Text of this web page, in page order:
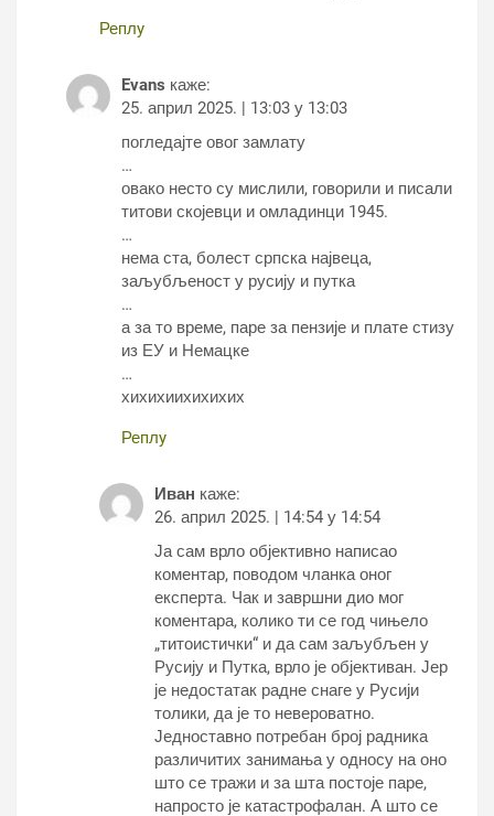
Реплy
Evans каже:
25. април 2025. | 13:03 у 13:03
погледајте овог замлату
…
овако несто су мислили, говорили и писали
титови скојевци и омладинци 1945.
…
нема ста, болест српска највеца,
заљубљеност у русију и путка
…
а за то време, паре за пензије и плате стизу
из ЕУ и Немацке
…
хихихиихихихих
Реплy
Иван каже:
26. април 2025. | 14:54 у 14:54
Ја сам врло објективно написао
коментар, поводом чланка оног
експерта. Чак и завршни дио мог
коментара, колико ти се год чињело
„титоистички“ и да сам заљубљен у
Русију и Путка, врло је објективан. Јер
је недостатак радне снаге у Русији
толики, да је то невероватно.
Једноставно потребан број радника
различитих занимања у односу на оно
што се тражи и за шта постоје паре,
напросто је катастрофалан. А што се